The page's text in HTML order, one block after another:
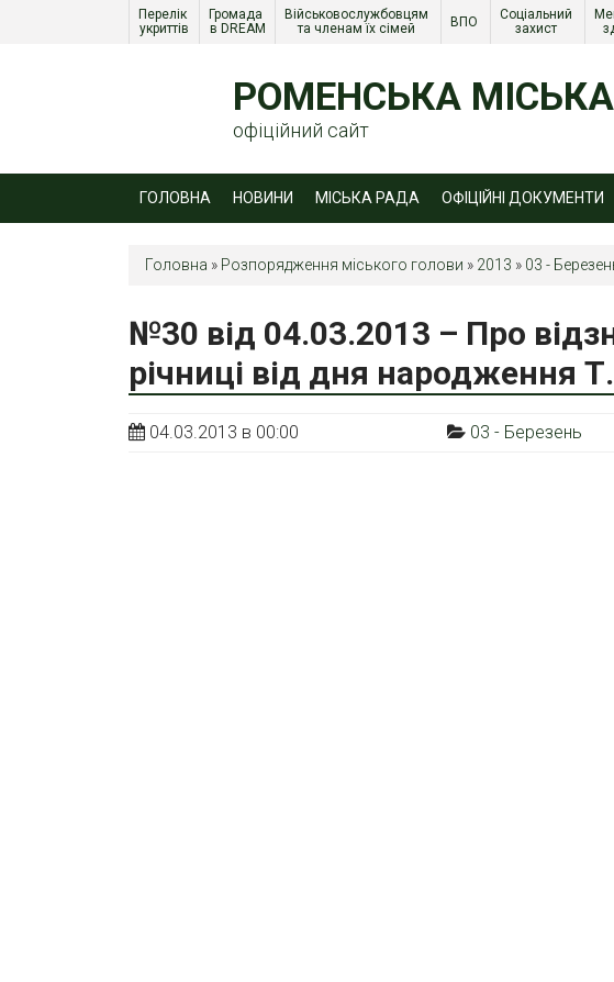
Перелік
укриттів
Громада
в DREAM
Військовослужбовцям
та членам їх сімей
ВПО
Соціальний
захист
РОМЕНСЬКА
офіційний сайт
ГОЛОВНА НОВИНИ МІСЬКА РАДА ОФІЦІЙНІ ДОКУМЕНТИ
Головна » Розпорядження міського голови » 2013 » 03 -
№30 від 04.03.2013 – Про
річниці від дня народження
04.03.2013 в 00:00 03 - Березень